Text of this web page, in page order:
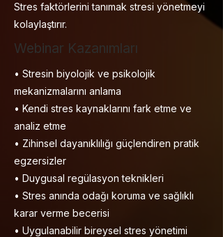
Stres faktörlerini tanımak stresi yönetmeyi
kolaylaştırır.
Webinar Kazanımları
• Stresin biyolojik ve psikolojik
mekanizmalarını anlama
• Kendi stres kaynaklarını fark etme ve
analiz etme
• Zihinsel dayanıklılığı güçlendiren pratik
egzersizler
• Duygusal regülasyon teknikleri
• Stres anında odağı koruma ve sağlıklı
karar verme becerisi
• Uygulanabilir bireysel stres yönetimi